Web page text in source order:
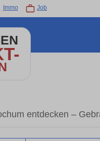
Immo Job
entdecken –